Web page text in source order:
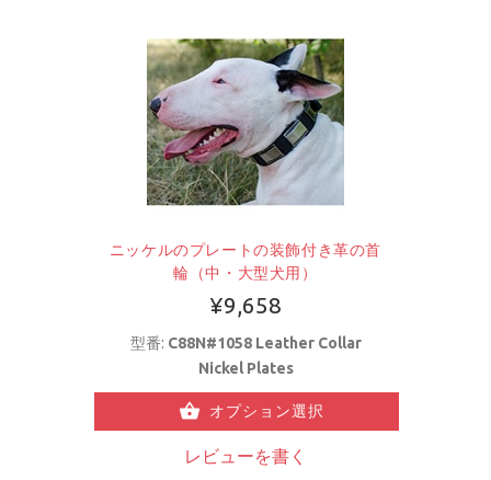
ニッケルのプレートの装飾付き革の首
輪（中・大型犬用）
¥9,658
型番: C88N#1058 Leather Collar
Nickel Plates
オプション選択
レビューを書く